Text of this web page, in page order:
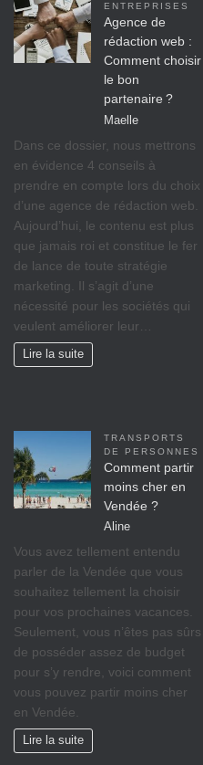
ENTREPRISES
Agence de
rédaction web :
Comment choisir
le bon
partenaire ?
Maelle
Dans ce dossier, nous mettrons
en évidence 4 conseils à
prendre en compte lors du choix
d’une agence de rédaction web.
Aujourd’hui, le contenu est plus
que jamais roi et constitue le fer
de lance de toute stratégie
marketing. Il s’agit d’une
nécessité pour les sociétés qui
veulent améliorer leur…
Lire la suite
TRANSPORTS
DE PERSONNES
Comment partir
moins cher en
Vendée ?
Aline
Vous avez tellement entendu
parler de la Vendée que vous
souhaitez tellement la choisir
pour vos prochaines vacances.
Seulement, vous n’êtes pas sûrs
de posséder assez de budget
pour s’y rendre, voici comment
vous pouvez partir moins cher
en Vendée.
Lire la suite